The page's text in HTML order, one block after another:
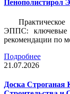
Пенополистирол
ЭППС: ключевые
рекомендации по
Подробнее
21.07.2026
Доска Строганая